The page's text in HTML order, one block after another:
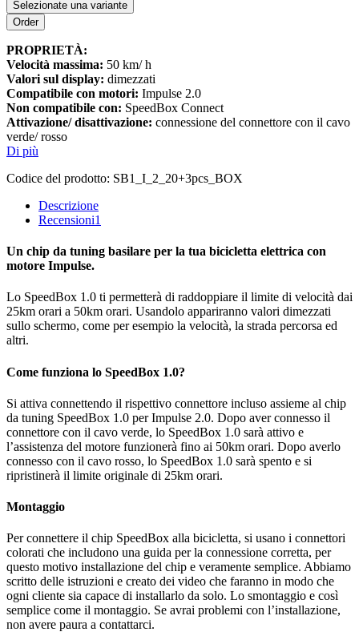
Selezionate una variante
PROPRIETÀ:
Velocità massima: 50 km/ h
Valori sul display: dimezzati
Compatibile con motori: Impulse 2.0
Non compatibile con: SpeedBox Connect
Attivazione/ disattivazione: connessione del connettore con il cavo
verde/ rosso
Di più
Codice del prodotto: SB1_I_2_20+3pcs_BOX
Descrizione
Recensioni1
Un chip da tuning basilare per la tua bicicletta elettrica con
motore Impulse.
Lo SpeedBox 1.0 ti permetterà di raddoppiare il limite di velocità dai
25km orari a 50km orari. Usandolo appariranno valori dimezzati
sullo schermo, come per esempio la velocità, la strada percorsa ed
altri.
Come funziona lo SpeedBox 1.0?
Si attiva connettendo il rispettivo connettore incluso assieme al chip
da tuning SpeedBox 1.0 per Impulse 2.0. Dopo aver connesso il
connettore con il cavo verde, lo SpeedBox 1.0 sarà attivo e
l’assistenza del motore funzionerà fino ai 50km orari. Dopo averlo
connesso con il cavo rosso, lo SpeedBox 1.0 sarà spento e si
ripristinerà il limite originale di 25km orari.
Montaggio
Per connettere il chip SpeedBox alla bicicletta, si usano i connettori
colorati che includono una guida per la connessione corretta, per
questo motivo installazione del chip e veramente semplice. Abbiamo
scritto delle istruzioni e creato dei video che faranno in modo che
ogni cliente sia capace di installarlo da solo. Lo smontaggio e così
semplice come il montaggio. Se avrai problemi con l’installazione,
non avere paura a contattarci.